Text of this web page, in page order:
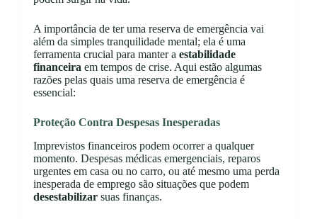
A importância de ter uma reserva de emergência vai
além da simples tranquilidade mental; ela é uma
ferramenta crucial para manter a estabilidade
financeira em tempos de crise. Aqui estão algumas
razões pelas quais uma reserva de emergência é
essencial:
Proteção Contra Despesas Inesperadas
Imprevistos financeiros podem ocorrer a qualquer
momento. Despesas médicas emergenciais, reparos
urgentes em casa ou no carro, ou até mesmo uma perda
inesperada de emprego são situações que podem
desestabilizarsuas finanças.